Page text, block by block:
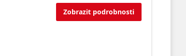
Zobrazit podrobnosti